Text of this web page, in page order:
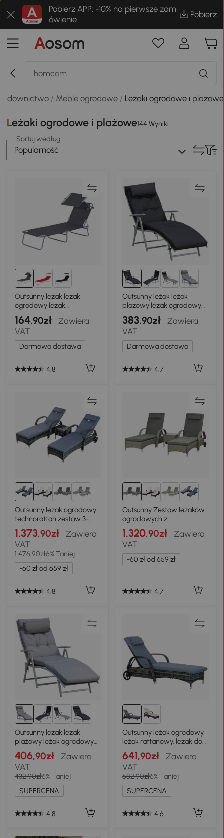
Pobierz APP: -10% na pierwsze zam
ówienie
Pobierz
/ Meble ogrodowe / Leżaki ogrodowe i plażowe
Leżaki ogrodowe i plażowe144 Wyniki
Sortuj według
Popularność
Outsunny leżak leżak
ogrodowy leżak
wypoczynkowy leżak
trójnożny leżak składany
szary
164,90zł
Zawiera
VAT
Darmowa dostawa
4.8
Outsunny leżak leżak
plażowy leżak ogrodowy
składany regulowany
metal czarny
383,90zł
Zawiera
VAT
Darmowa dostawa
4.7
Outsunny leżak ogrodowy
technorattan zestaw 3-
częściowy 200 cm szary
1.373,90zł
Zawiera
VAT
1.476,90zł6% Taniej
-60 zł od 659 zł
4.8
Outsunny Zestaw leżaków
ogrodowych z
technorattanu ze stolikiem,
meble ogrodowe z
poduszkami, 4 kolory
1.320,90zł
Zawiera
VAT
-60 zł od 659 zł
4.7
Outsunny leżak leżak
plażowy leżak ogrodowy
składany regulowany
metal szary
406,90zł
Zawiera
VAT
432,90zł6% Taniej
SUPERCENA
4.8
Outsunny leżak ogrodowy,
leżak rattanowy, leżak do
opalania, rattan
polietylenowy+metal, kolor
szary, 200x73x30-103cm
641,90zł
Zawiera
VAT
682,90zł6% Taniej
SUPERCENA
4.6